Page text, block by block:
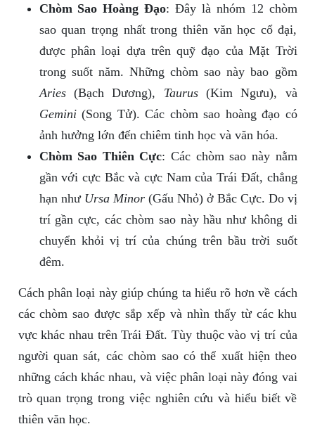
Chòm Sao Hoàng Đạo: Đây là nhóm 12 chòm
sao quan trọng nhất trong thiên văn học cổ đại,
được phân loại dựa trên quỹ đạo của Mặt Trời
trong suốt năm. Những chòm sao này bao gồm
Aries(Bạch Dương), Taurus(Kim Ngưu), và
Gemini(Song Tử). Các chòm sao hoàng đạo có
ảnh hưởng lớn đến chiêm tinh học và văn hóa.
Chòm Sao Thiên Cực: Các chòm sao này nằm
gần với cực Bắc và cực Nam của Trái Đất, chẳng
hạn như Ursa Minor(Gấu Nhỏ) ở Bắc Cực. Do vị
trí gần cực, các chòm sao này hầu như không di
chuyển khỏi vị trí của chúng trên bầu trời suốt
đêm.
Cách phân loại này giúp chúng ta hiểu rõ hơn về cách
các chòm sao được sắp xếp và nhìn thấy từ các khu
vực khác nhau trên Trái Đất. Tùy thuộc vào vị trí của
người quan sát, các chòm sao có thể xuất hiện theo
những cách khác nhau, và việc phân loại này đóng vai
trò quan trọng trong việc nghiên cứu và hiểu biết về
thiên văn học.